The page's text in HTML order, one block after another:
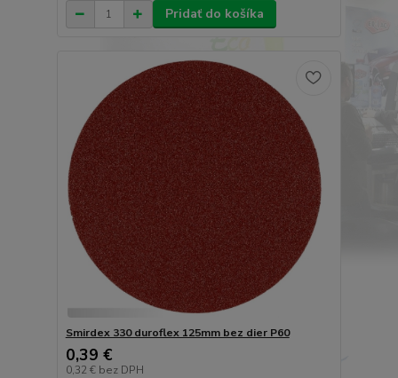
Pridať do košíka
Smirdex 330 duroflex 125mm bez dier P60
0,39 €
0,32 € bez DPH